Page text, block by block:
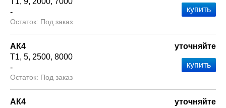
-
Под заказ
АК4
Т1 5 2500 8000
-
Под заказ
уточняйте
АК4
уточняйте